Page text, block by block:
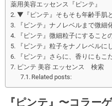
薬用美容エッセンス『ピンテ』
▼『ピンテ』そもそも年齢手肌
『ピンテ』ナノレベルまで微細
『ピンテ』微細粒子にすること
『ピンテ』粒子をナノレベルに
『ピンテ』さらに、香りにもこ
ピンテ 美容 エッセンス 検索
Related posts:
『ピンテ』〜コラー